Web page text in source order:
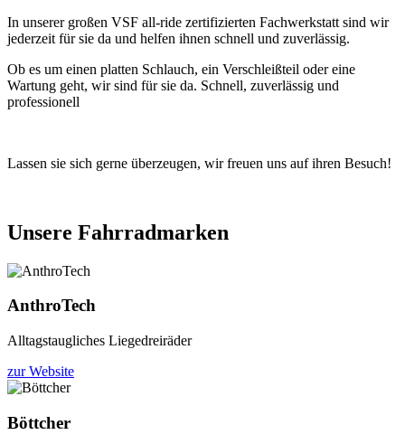
In unserer großen VSF all-ride zertifizierten Fachwerkstatt sind wir
jederzeit für sie da und helfen ihnen schnell und zuverlässig.
Ob es um einen platten Schlauch, ein Verschleißteil oder eine
Wartung geht, wir sind für sie da. Schnell, zuverlässig und
professionell
Lassen sie sich gerne überzeugen, wir freuen uns auf ihren Besuch!
Unsere Fahrradmarken
AnthroTech
Alltagstaugliches Liegedreiräder
zur Website
Böttcher